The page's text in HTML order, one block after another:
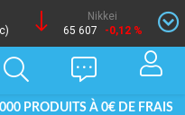
Nikkei
65 607
-0,12 %
PRODUITS À 0€ DE FRAIS